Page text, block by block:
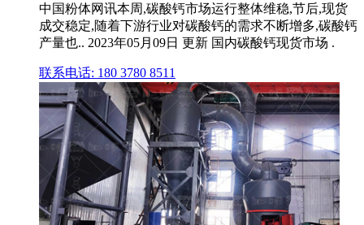
中国粉体网讯本周,碳酸钙市场运行整体维稳,节后,现货
成交稳定,随着下游行业对碳酸钙的需求不断增多,碳酸钙
产量也.. 2023年05月09日 更新 国内碳酸钙现货市场 .
联系电话: 180 3780 8511